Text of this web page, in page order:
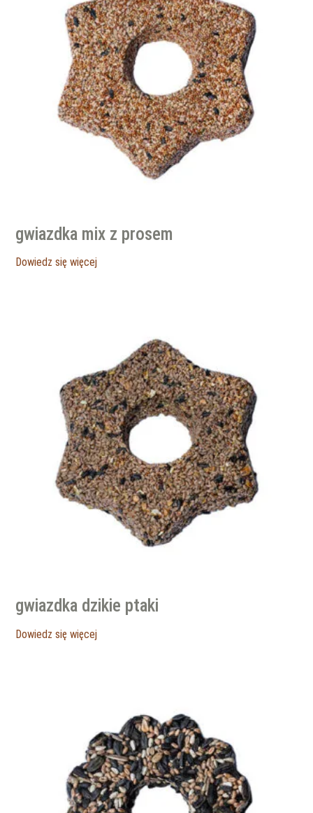
gwiazdka mix z prosem
Dowiedz się więcej
gwiazdka dzikie ptaki
Dowiedz się więcej